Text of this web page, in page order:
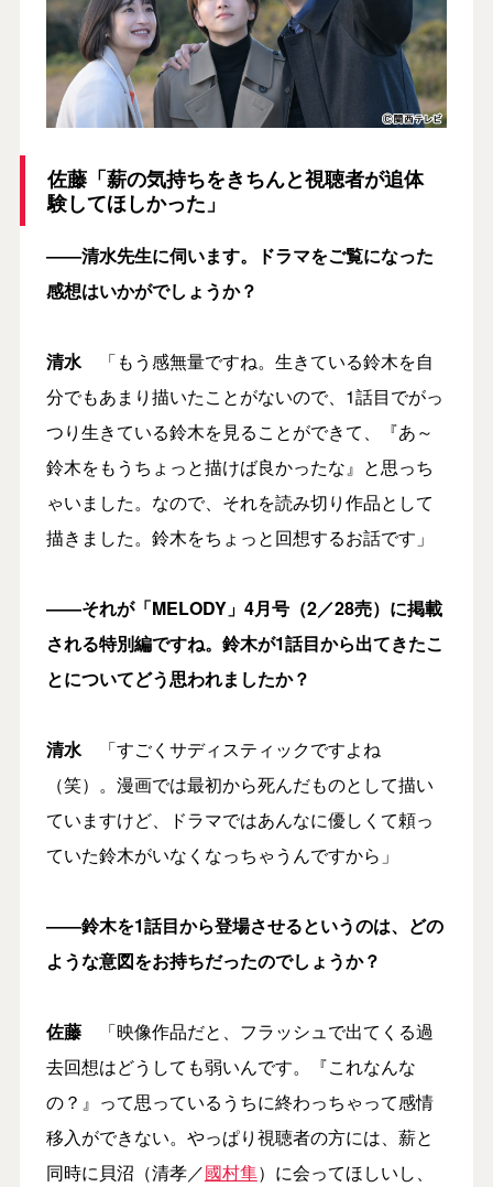
佐藤「薪の気持ちをきちんと視聴者が追体
験してほしかった」
――清水先生に伺います。ドラマをご覧になった
感想はいかがでしょうか？
清水「もう感無量ですね。生きている鈴木を自
分でもあまり描いたことがないので、1話目でがっ
つり生きている鈴木を見ることができて、『あ～
鈴木をもうちょっと描けば良かったな』と思っち
ゃいました。なので、それを読み切り作品として
描きました。鈴木をちょっと回想するお話です」
――それが「MELODY」4月号（2／28売）に掲載
される特別編ですね。鈴木が1話目から出てきたこ
とについてどう思われましたか？
清水「すごくサディスティックですよね
（笑）。漫画では最初から死んだものとして描い
ていますけど、ドラマではあんなに優しくて頼っ
ていた鈴木がいなくなっちゃうんですから」
――鈴木を1話目から登場させるというのは、どの
ような意図をお持ちだったのでしょうか？
佐藤「映像作品だと、フラッシュで出てくる過
去回想はどうしても弱いんです。『これなんな
の？』って思っているうちに終わっちゃって感情
移入ができない。やっぱり視聴者の方には、薪と
同時に貝沼（清孝／國村隼）に会ってほしいし、